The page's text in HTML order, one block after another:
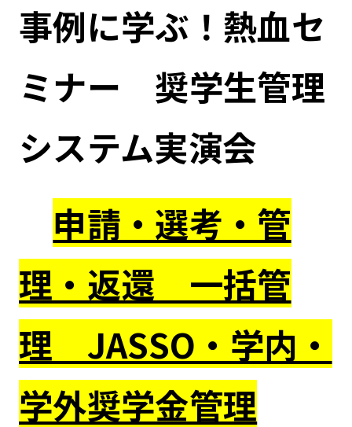
事例に学ぶ！熱血セ
ミナー 奨学生管理
システム実演会
申請・選考・管
理・返還 一括管
理 JASSO・学内・
学外奨学金管理